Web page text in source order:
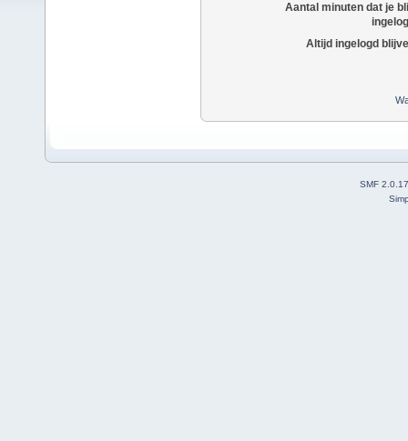
Aantal minuten dat je
Altijd ingelogd
SMF 2.0.17